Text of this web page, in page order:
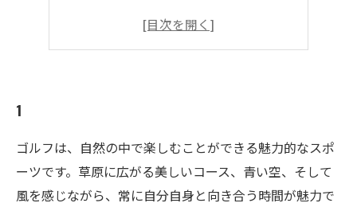
1
ゴルフは、自然の中で楽しむことができる魅力的なスポ
ーツです。草原に広がる美しいコース、青い空、そして
風を感じながら、常に自分自身と向き合う時間が魅力で